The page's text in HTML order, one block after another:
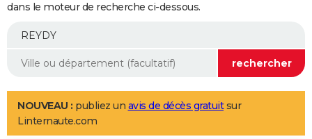
Essais
Réserver un essai
Citadines
Berlines
SUV
Forum auto
+
Mobiles
Meilleur smartphone
Internet
Ordinateurs
Jeux vidéo
Guide high-tech
Aménagement intérieur
LIFESTYLE
Art de vivre
Bien-être
Loisirs
Mode
Modes de vie
dans le moteur de recherche ci-dessous.
NOUVEAU : publiez un avis de décès gratuitsur
Linternaute.com